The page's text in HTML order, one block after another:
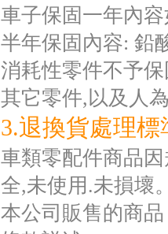
車子保固一年
半年保固內容: 鉛
消耗性零件不予
其它零件,以及人
3.退換貨處理標
車類零配件商品
全,未使用.未損壞
本公司販售的商